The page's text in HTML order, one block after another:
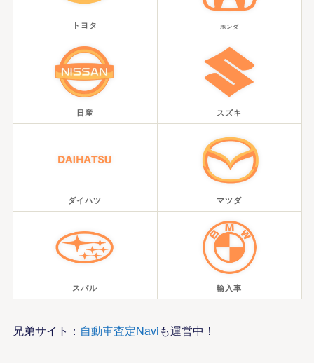
トヨタ ホンダ
日産 スズキ
ダイハツ マツダ
スバル 輸入車
兄弟サイト： 自動車査定Naviも運営中！